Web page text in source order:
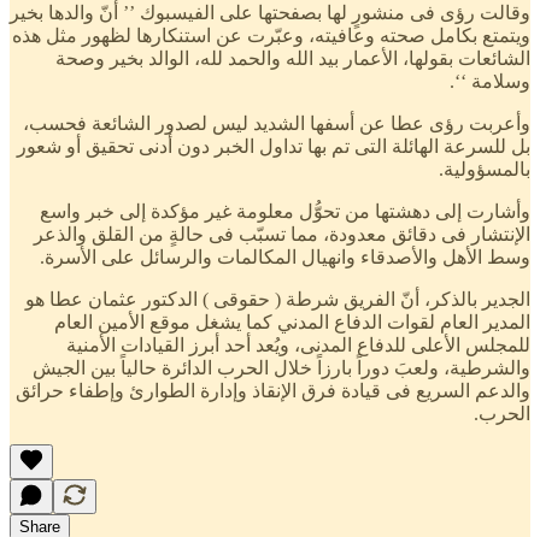
وقالت رؤى فى منشورٍ لها بصفحتها على الفيسبوك ’’ أنّ والدها بخير
ويتمتع بكامل صحته وعافيته، وعبّرت عن استنكارها لظهور مثل هذه
الشائعات بقولها، الأعمار بيد الله والحمد لله، الوالد بخير وصحة
وسلامة ‘‘.
وأعربت رؤى عطا عن أسفها الشديد ليس لصدور الشائعة فحسب،
بل للسرعة الهائلة التى تم بها تداول الخبر دون أدنى تحقيق أو شعور
بالمسؤولية.
وأشارت إلى دهشتها من تحوُّل معلومة غير مؤكدة إلى خبر واسع
الإنتشار فى دقائق معدودة، مما تسبّب فى حالةٍ من القلق والذعر
وسط الأهل والأصدقاء وانهيال المكالمات والرسائل على الأسرة.
الجدير بالذكر، أنّ الفريق شرطة ( حقوقى ) الدكتور عثمان عطا هو
المدير العام لقوات الدفاع المدني كما يشغل موقع الأمين العام
للمجلس الأعلى للدفاع المدنى، ويُعد أحد أبرز القيادات الأمنية
والشرطية، ولعبَ دوراً بارزاً خلال الحرب الدائرة حالياً بين الجيش
والدعم السريع فى قيادة فرق الإنقاذ وإدارة الطوارئ وإطفاء حرائق
الحرب.
Share